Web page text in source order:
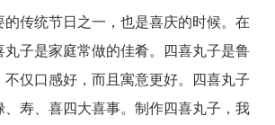
传统节日之一，也是喜庆的时候。在
子是家庭常做的佳肴。四喜丸子是鲁
仅口感好，而且寓意更好。四喜丸子
寿、喜四大喜事。制作四喜丸子，我